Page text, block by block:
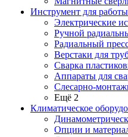
Инструмент для
Электрические
Ручной
Радиальный
Верстаки для
Сварка
Аппараты для
Слесарно-
Ещё 2
Климатическое
Опции и